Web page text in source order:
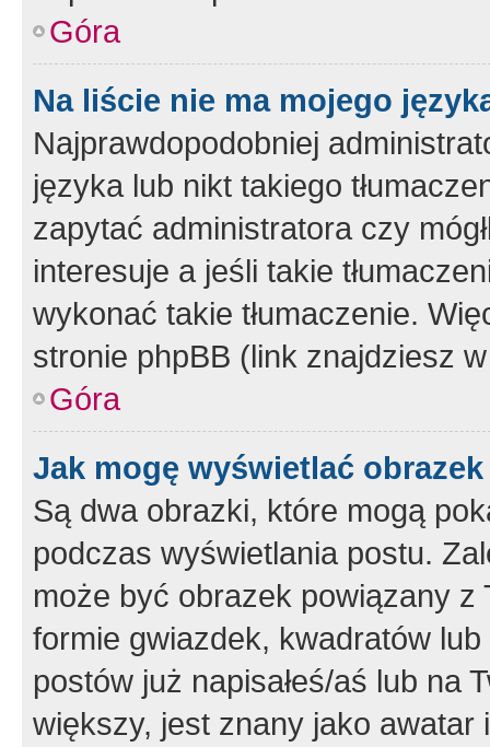
Góra
Na liście nie ma mojego
Najprawdopodobniej
języka lub nikt takiego
zapytać administratora czy
interesuje a jeśli takie
wykonać takie tłumaczenie.
stronie phpBB (link znajdziesz
Góra
Jak mogę wyświetlać
Są dwa obrazki, które mogą
podczas wyświetlania postu.
może być obrazek powiązany z
formie gwiazdek, kwadratów
postów już napisałeś/aś lub na
większy, jest znany jako